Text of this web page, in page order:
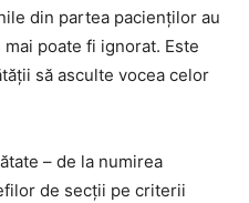
din partea pacienților au
poate fi ignorat. Este
să asculte vocea celor
– de la numirea
de secții pe criterii